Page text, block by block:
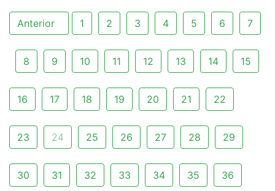
Anterior 1 2 3 4 5 6 7
8 9 10 11 12 13 14 15
16 17 18 19 20 21 22
23 24 25 26 27 28 29
30 31 32 33 34 35 36